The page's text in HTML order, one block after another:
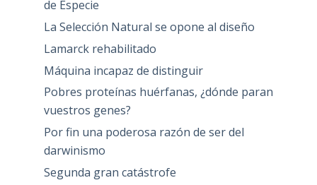
de Especie
La Selección Natural se opone al diseño
Lamarck rehabilitado
Máquina incapaz de distinguir
Pobres proteínas huérfanas, ¿dónde paran
vuestros genes?
Por fin una poderosa razón de ser del
darwinismo
Segunda gran catástrofe